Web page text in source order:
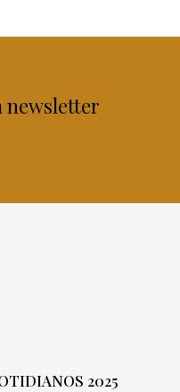
newsletter
2025